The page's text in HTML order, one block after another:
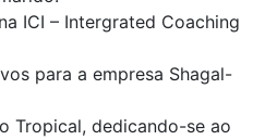
ICI – Intergrated Coaching
para a empresa Shagal-
Tropical, dedicando-se ao